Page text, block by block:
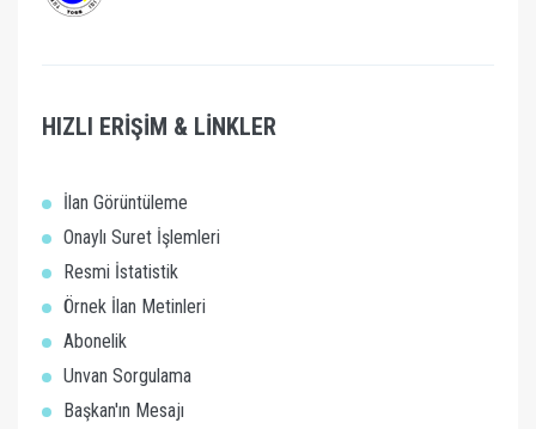
HIZLI ERİŞİM & LİNKLER
İlan Görüntüleme
Onaylı Suret İşlemleri
Resmi İstatistik
Örnek İlan Metinleri
Abonelik
Unvan Sorgulama
Başkan'ın Mesajı